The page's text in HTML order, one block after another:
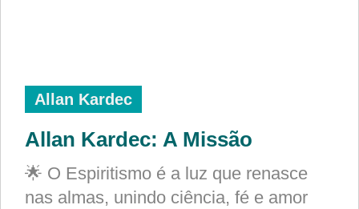
Allan Kardec
Allan Kardec: A Missão
🌟 O Espiritismo é a luz que renasce
nas almas, unindo ciência, fé e amor